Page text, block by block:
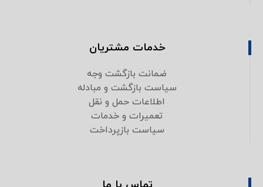
خدمات مشتریان
ضمانت بازگشت وجه
سیاست بازگشت و مبادله
اطلاعات حمل و نقل
تعمیرات و خدمات
سیاست بازپرداخت